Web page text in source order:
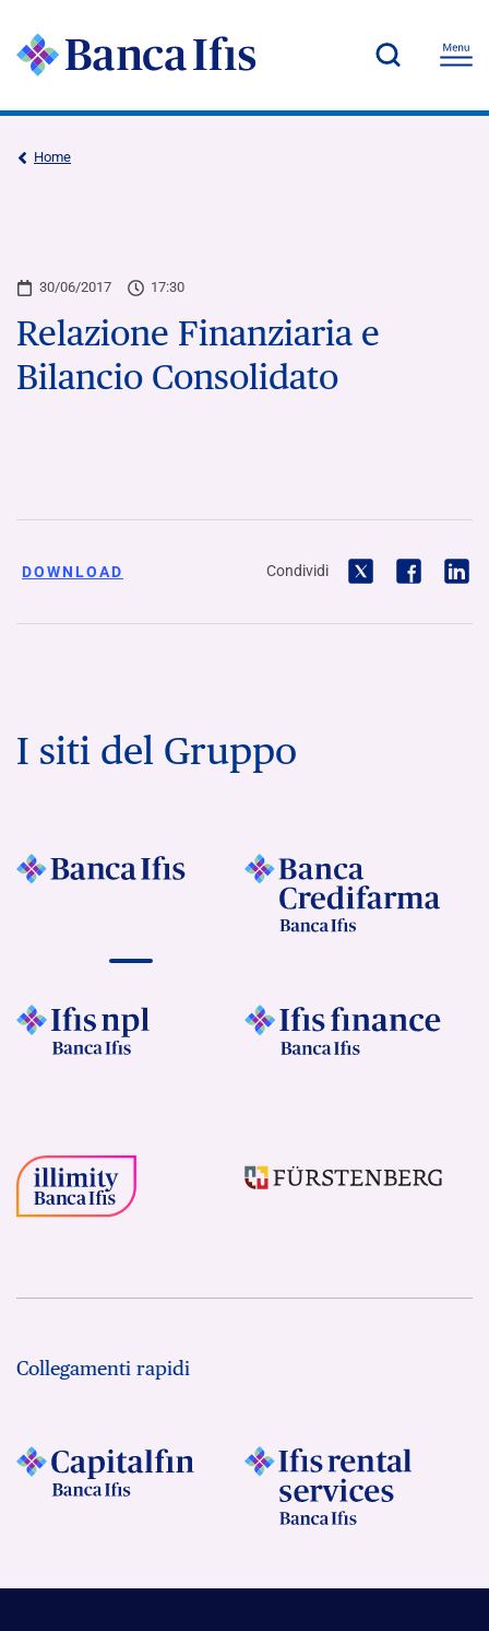
Home
30/06/2017 17:30
Relazione Finanziaria e
Bilancio Consolidato
DOWNLOAD Condividi
I siti del Gruppo
Collegamenti rapidi